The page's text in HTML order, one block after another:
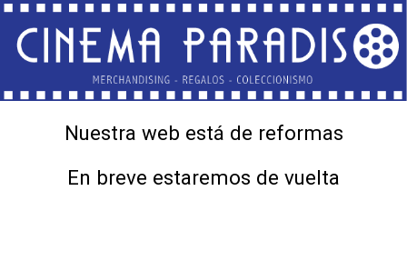
Nuestra web está de reformas
En breve estaremos de vuelta